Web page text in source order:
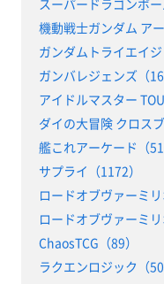
機動戦士ガンダム ア
ガンダムトライエイジ
ガンバレジェンズ（
アイドルマスター
ダイの大冒険 クロス
艦これアーケード（
サプライ（1172）
ロードオブヴァーミ
ロードオブヴァーミ
ChaosTCG（89）
ラクエンロジック（50